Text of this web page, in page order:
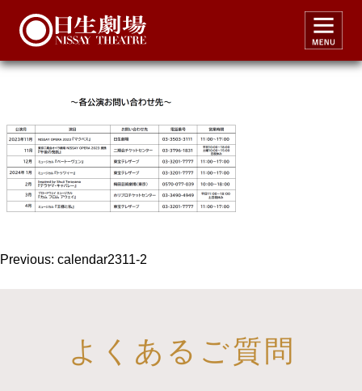
calendar2311-2
投
Previous: calendar2311-2
よくあるご質問